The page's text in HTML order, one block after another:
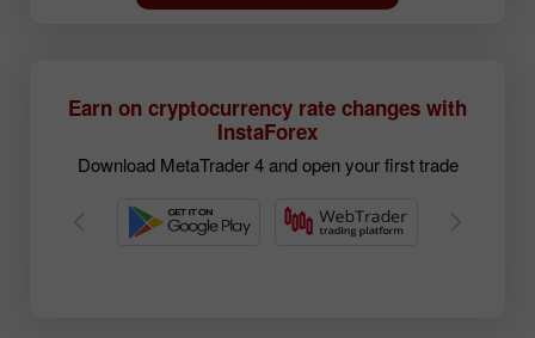
Earn on cryptocurrency rate changes with
InstaForex
Download MetaTrader 4 and open your first trade